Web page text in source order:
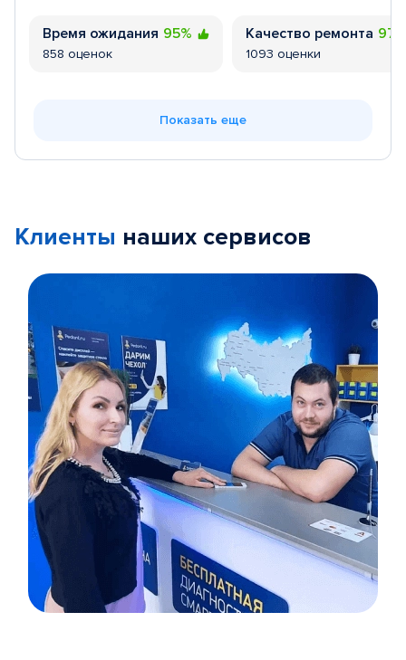
Время ожидания 95%
858 оценок
Качество ремонта
1093 оценки
Показать еще
Клиенты наших сервисов